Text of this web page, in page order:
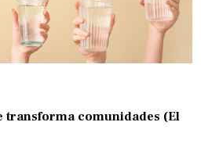
transforma comunidades (El